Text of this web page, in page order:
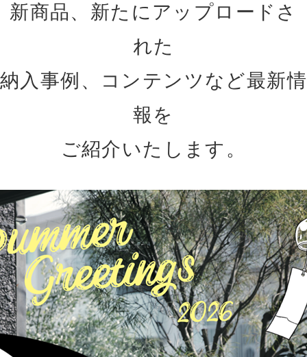
新商品、新たにアップロードさ
れた
納入事例、コンテンツなど最新情
報を
ご紹介いたします。